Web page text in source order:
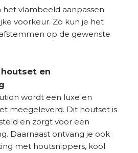
het vlambeeld aanpassen
voorkeur. Zo kun je het
op de gewenste
en
wordt een luxe en
meegeleverd. Dit houtset is
en zorgt voor een
Daarnaast ontvang je ook
met houtsnippers, kool